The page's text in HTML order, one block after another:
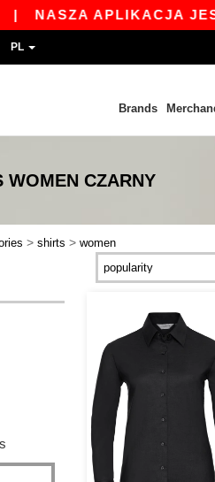
NASZA APLIKACJA JEST
PL
Brands
WOMEN CZARNY
> shirts > women